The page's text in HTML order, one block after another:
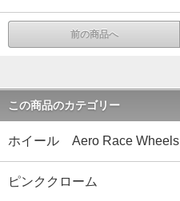
前の商品へ
この商品のカテゴリー
ホイール Aero Race Wheels
ピンククローム